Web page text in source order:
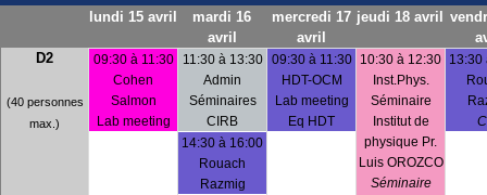
lundi 15 avril
mardi 16
avril
mercredi 17
avril
jeudi 18 avril
D2
(40 personnes
max.)
09:30 à 11:30
Cohen
Salmon
Lab meeting
11:30 à 13:30
Admin
Séminaires
CIRB
14:30 à 16:00
Rouach
Razmig
09:30 à 11:30
HDT-OCM
Lab meeting
Eq HDT
10:30 à 12:30
Inst.Phys.
Séminaire
Institut de
physique Pr.
Luis OROZCO
Séminaire
13:30